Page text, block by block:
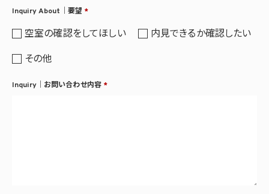
Inquiry About｜要望 *
空室の確認をしてほしい 内見できるか確認したい
その他
Inquiry｜お問い合わせ内容 *